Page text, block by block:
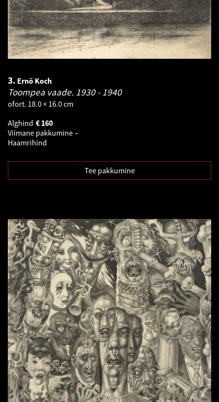
3. Ernö Koch
Toompea vaade. 1930 - 1940
ofort. 18.0 × 16.0 cm
Alghind
160
€
Viimane pakkumine -
Haamrihind
Tee pakkumine